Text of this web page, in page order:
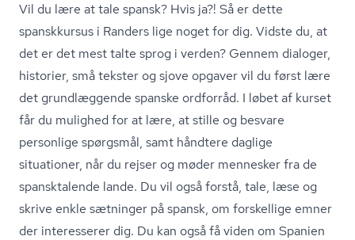
Vil du lære at tale spansk? Hvis ja?! Så er dette
spanskkursus i Randers lige noget for dig. Vidste du, at
det er det mest talte sprog i verden? Gennem dialoger,
historier, små tekster og sjove opgaver vil du først lære
det grundlæggende spanske ordforråd. I løbet af kurset
får du mulighed for at lære, at stille og besvare
personlige spørgsmål, samt håndtere daglige
situationer, når du rejser og møder mennesker fra de
spansktalende lande. Du vil også forstå, tale, læse og
skrive enkle sætninger på spansk, om forskellige emner
der interesserer dig. Du kan også få viden om Spanien